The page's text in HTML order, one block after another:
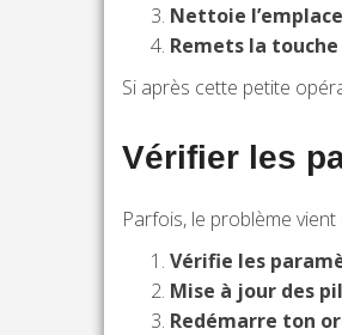
Nettoie
Remets la touche
Si après cette petite
Vérifier les
Parfois, le problème
Vérifie les
Mise à jour des
Redémarre ton